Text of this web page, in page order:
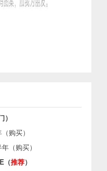
购买）
（购买）
（推荐）